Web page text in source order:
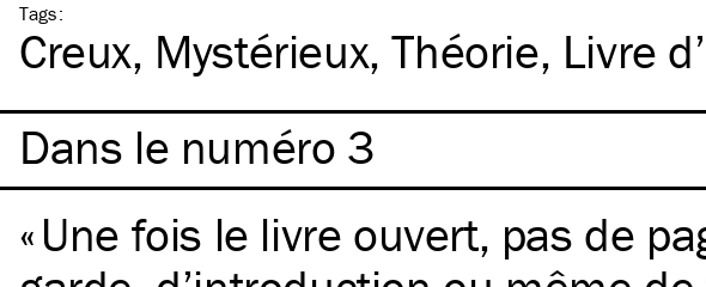
Tags:
Creux Mystérieux Théorie Livre
Dans le numéro 3
Une fois le livre ouvert, pas de